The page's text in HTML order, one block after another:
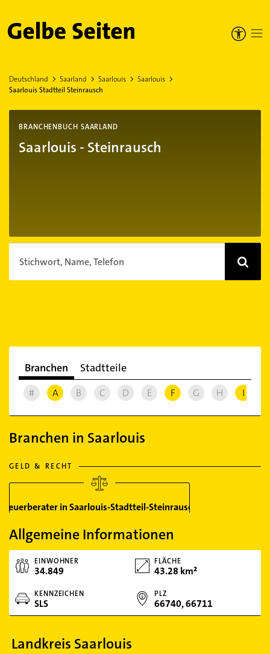
Gelbe Seiten
Deutschland Saarland Saarlouis
Saarlouis
Saarlouis Stadtteil Steinrausch
BRANCHENBUCH SAARLAND
Saarlouis - Steinrausch
Stichwort, Name, Telefon
Branchen Stadtteile
# A B C D E F G H I
Branchen in Saarlouis
GELD & RECHT
Steuerberater in Saarlouis-Stadtteil-Steinrausch
Allgemeine Informationen
EINWOHNER
34.849
FLÄCHE
43.28 km²
KENNZEICHEN
SLS
PLZ
66740, 66711
Landkreis Saarlouis